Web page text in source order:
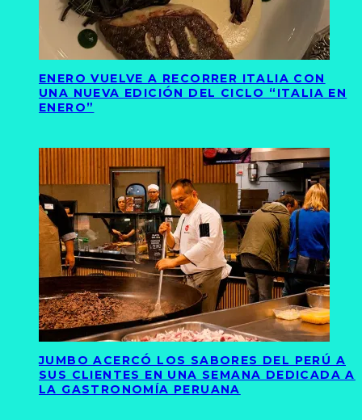
ENERO VUELVE A RECORRER ITALIA CON
UNA NUEVA EDICIÓN DEL CICLO “ITALIA EN
ENERO”
JUMBO ACERCÓ LOS SABORES DEL PERÚ A
SUS CLIENTES EN UNA SEMANA DEDICADA A
LA GASTRONOMÍA PERUANA